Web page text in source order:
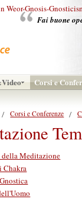
Fai buone
Corsi e
Corsi e Conferenze
della Meditazione
Chakra